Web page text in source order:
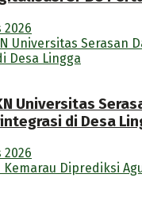
2026
Universitas
di Desa
2026